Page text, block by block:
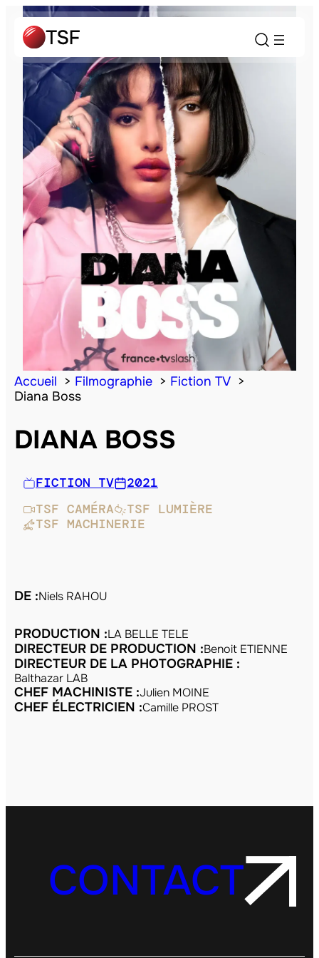
Accueil Filmographie
Fiction TV
Diana Boss
DIANA BOSS
FICTION TV
2021
TSF CAMÉRA
TSF LUMIÈRE
TSF MACHINERIE
DE :Niels RAHOU
PRODUCTION :LA BELLE TELE
DIRECTEUR DE PRODUCTION :Benoit ETIENNE
DIRECTEUR DE LA PHOTOGRAPHIE :
Balthazar LAB
CHEF MACHINISTE :Julien MOINE
CHEF ÉLECTRICIEN :Camille PROST
CONTACT